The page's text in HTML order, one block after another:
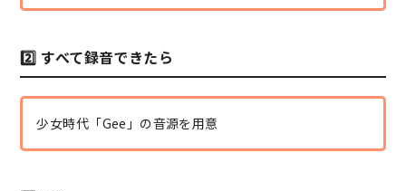
2️⃣ すべて録音できたら
少女時代「Gee」の音源を用意